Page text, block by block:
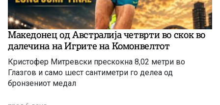
Македонец од Австралија четврти во скок во
далечина на Игрите на Комонвелтот
Кристофер Митревски прескокна 8,02 метри во
Глазгов и само шест сантиметри го делеа од
бронзениот медал